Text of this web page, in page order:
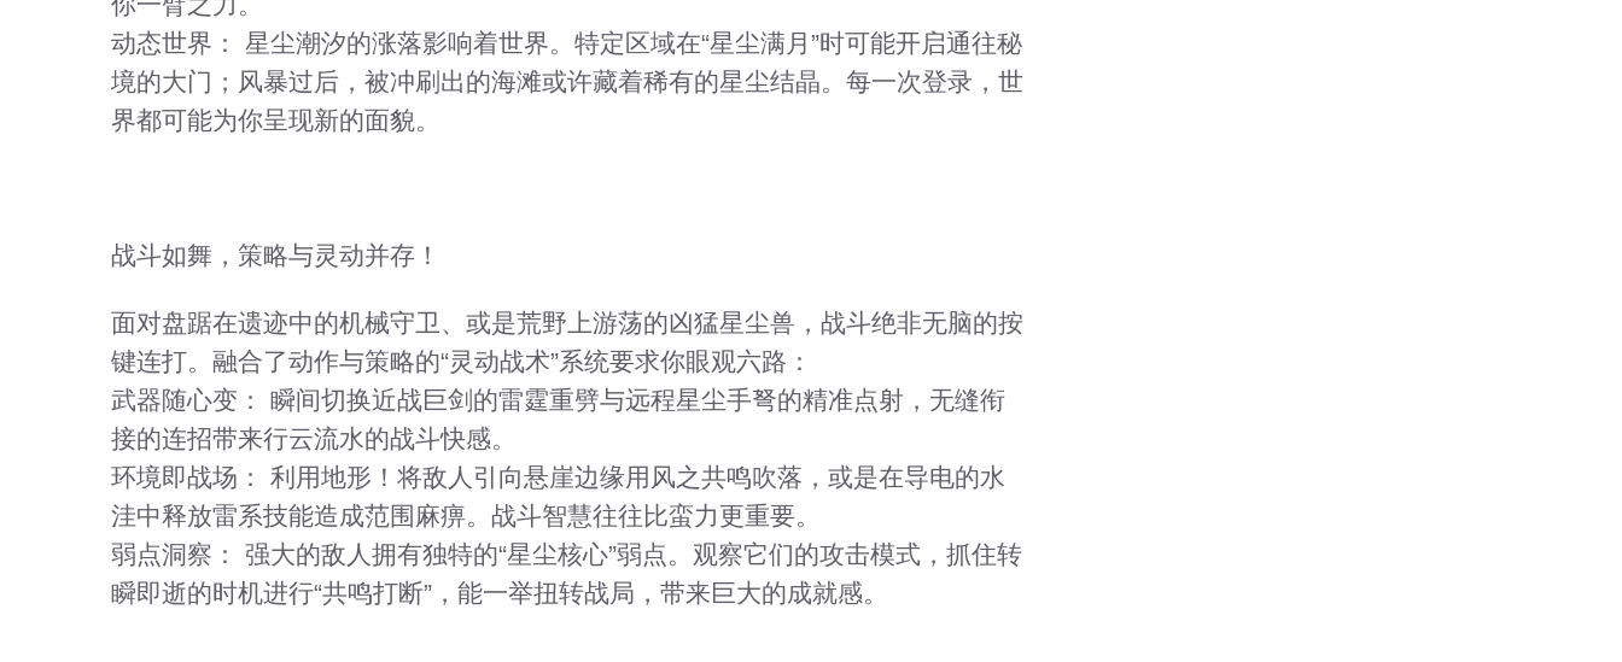
动态世界：
星尘潮汐的涨落影响着世界。特定区域在“星尘满月”时可能开启通往秘
境的大门；风暴过后，被冲刷出的海滩或许藏着稀有的星尘结晶。每一次登录，世
界都可能为你呈现新的面貌。
战斗如舞，策略与灵动并存！
面对盘踞在遗迹中的机械守卫、或是荒野上游荡的凶猛星尘兽，战斗绝非无脑的按
键连打。融合了动作与策略的“灵动战术”系统要求你眼观六路：
武器随心变：
瞬间切换近战巨剑的雷霆重劈与远程星尘手弩的精准点射，无缝衔
接的连招带来行云流水的战斗快感。
环境即战场：
利用地形！将敌人引向悬崖边缘用风之共鸣吹落，或是在导电的水
洼中释放雷系技能造成范围麻痹。战斗智慧往往比蛮力更重要。
弱点洞察：
强大的敌人拥有独特的“星尘核心”弱点。观察它们的攻击模式，抓住转
瞬即逝的时机进行“共鸣打断”，能一举扭转战局，带来巨大的成就感。